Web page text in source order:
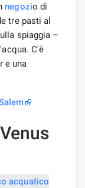
negozio di
tre pasti al
spiaggia –
C'è
e una